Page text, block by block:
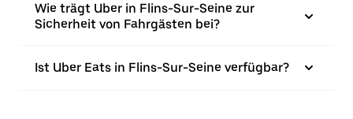
Wie trägt Uber in Flins-Sur-Seine zur
Sicherheit von Fahrgästen bei?
Ist Uber Eats in Flins-Sur-Seine verfügbar?